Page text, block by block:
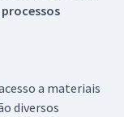
a materiais
diversos